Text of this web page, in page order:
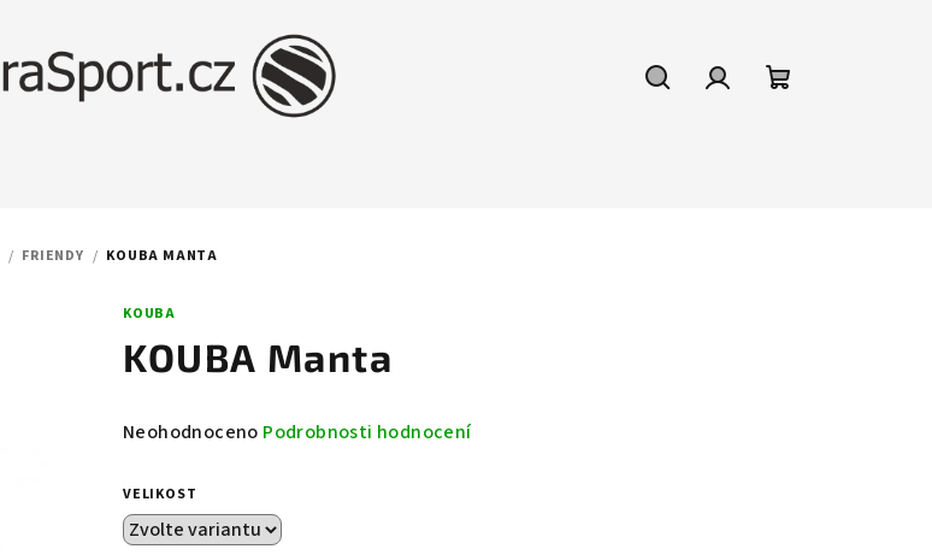
/ FRIENDY / KOUBA MANTA
KOUBA
KOUBA Manta
Průměrné
produktu
je
0,0
Neohodnoceno Podrobnosti hodnocení
VELIKOST